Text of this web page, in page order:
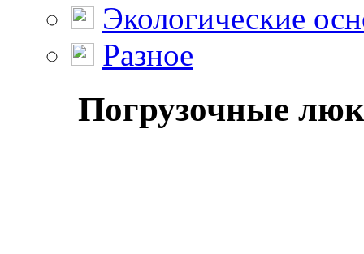
Экологические
Разное
Погрузочные